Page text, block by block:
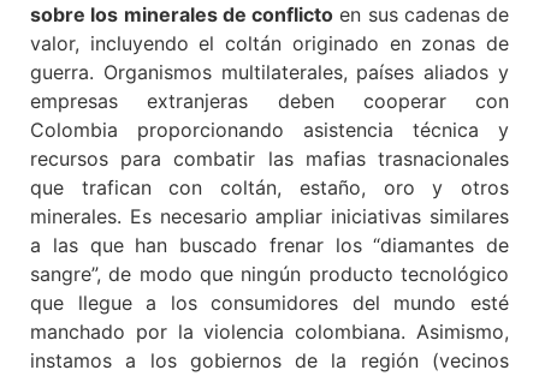
sobre los minerales de conflicto en sus cadenas de
valor, incluyendo el coltán originado en zonas de
guerra. Organismos multilaterales, países aliados y
empresas extranjeras deben cooperar con
Colombia proporcionando asistencia técnica y
recursos para combatir las mafias trasnacionales
que trafican con coltán, estaño, oro y otros
minerales. Es necesario ampliar iniciativas similares
a las que han buscado frenar los “diamantes de
sangre”, de modo que ningún producto tecnológico
que llegue a los consumidores del mundo esté
manchado por la violencia colombiana. Asimismo,
instamos a los gobiernos de la región (vecinos